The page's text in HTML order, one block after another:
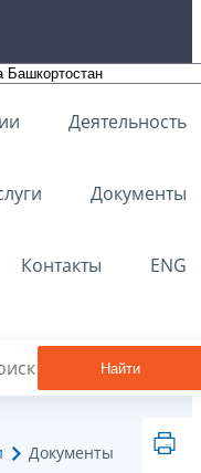
Деятельность
Документы
Контакты ENG
Найти
Документы